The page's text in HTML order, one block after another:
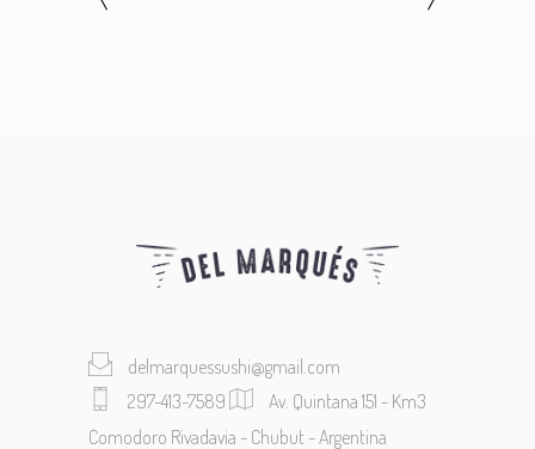
delmarquessushi@gmail.com
297-413-7589
Av. Quintana 151 - Km3
Comodoro Rivadavia - Chubut - Argentina